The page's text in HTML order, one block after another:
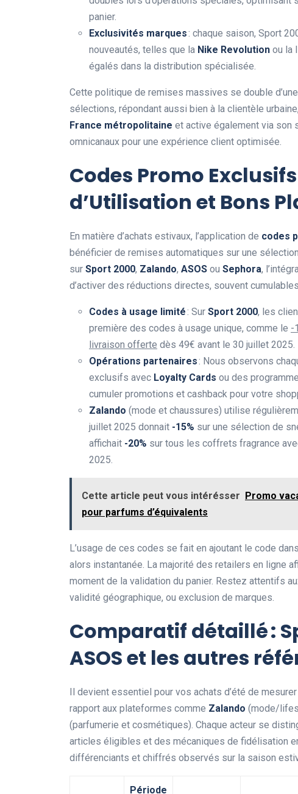
panier.
Exclusivités marques: chaque saison, Sport
nouveautés, telles que la Nike Revolution ou la
égalés dans la distribution spécialisée.
Cette politique de remises massives se double
sélections, répondant aussi bien à la clientèle
France métropolitaine et active également via son
omnicanaux pour une expérience client optimisée.
Codes Promo
d’Utilisation et Bons
En matière d’achats estivaux, l’application de codes
bénéficier de remises automatiques sur une
sur Sport 2000, Zalando, ASOS ou Sephora,
d’activer des réductions directes, souvent
Codes à usage limité: Sur Sport 2000, les
première des codes à usage unique, comme le -
livraison offerte dès 49€ avant le 30 juillet 2025.
Opérations partenaires: Nous observons
exclusifs avec Loyalty Cards ou des
cumuler promotions et cashback pour votre
Zalando (mode et chaussures) utilise
juillet 2025 donnait -15% sur une sélection de
affichait -20% sur tous les coffrets fragrance
2025.
Cette article peut vous intérésser Promo
pour parfums d’équivalents
L’usage de ces codes se fait en ajoutant le code
alors instantanée. La majorité des retailers en ligne
moment de la validation du panier. Restez attentifs
validité géographique, ou exclusion de marques.
Comparatif détaillé :
ASOS et les autres
Il devient essentiel pour vos achats d’été de
rapport aux plateformes comme Zalando (mode/
(parfumerie et cosmétiques). Chaque acteur se
articles éligibles et des mécaniques de fidélisation
différenciants et chiffrés observés sur la saison
Période